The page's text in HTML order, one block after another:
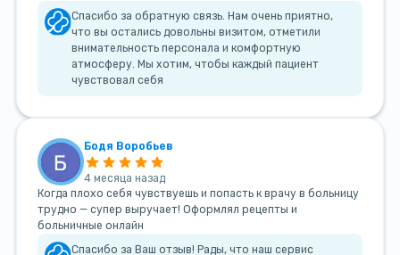
Спасибо за обратную связь. Нам очень приятно,
что вы остались довольны визитом, отметили
внимательность персонала и комфортную
атмосферу. Мы хотим, чтобы каждый пациент
чувствовал себя
Бодя Воробьев
4 месяца назад
Когда плохо себя чувствуешь и попасть к врачу в больницу
трудно — супер выручает! Оформлял рецепты и
больничные онлайн
Спасибо за Ваш отзыв! Рады, что наш сервис